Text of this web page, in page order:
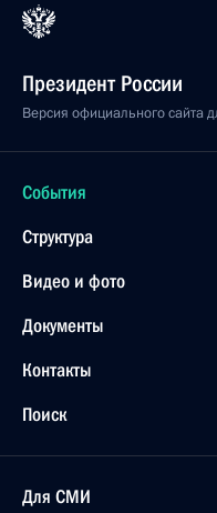
Президент России
Версия официального сайта
События
Структура
Видео и фото
Документы
Контакты
Поиск
Для СМИ